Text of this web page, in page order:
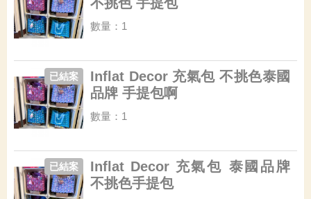
數量：1
Inflat Decor 充氣包 不挑色泰國
品牌 手提包啊
已結案
數量：1
Inflat Decor 充氣包 泰國品牌
不挑色手提包
已結案